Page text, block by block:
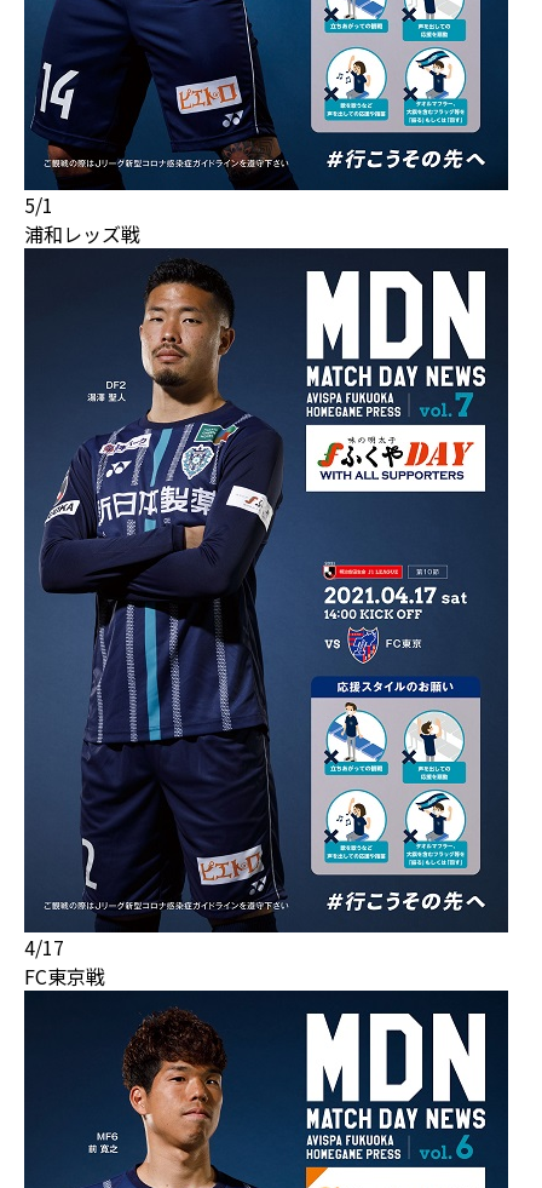
5/1
浦和レッズ戦
4/17
FC東京戦